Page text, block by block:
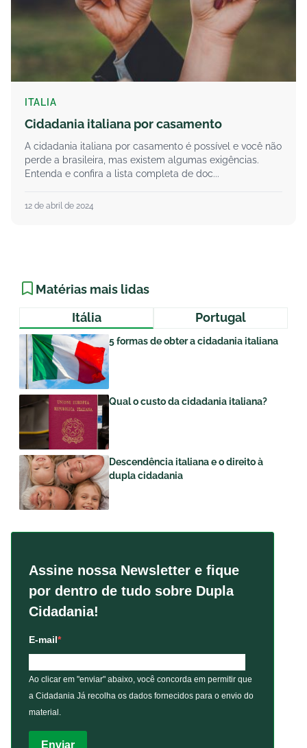
ITALIA
Cidadania italiana por casamento
A cidadania italiana por casamento é possível e você não
perde a brasileira, mas existem algumas exigências.
Entenda e confira a lista completa de doc...
12 de abril de 2024
Matérias mais lidas
Itália
Portugal
5 formas de obter a cidadania italiana
Qual o custo da cidadania italiana?
Descendência italiana e o direito à
dupla cidadania
Assine nossa Newsletter e fique
por dentro de tudo sobre Dupla
Cidadania!
E-mail
Ao clicar em "enviar" abaixo, você concorda em permitir que
a Cidadania Já recolha os dados fornecidos para o envio do
material.
Enviar